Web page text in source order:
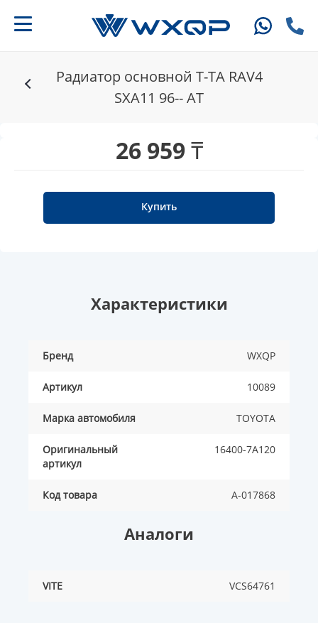
Радиатор основной T-TA RAV4
SXA11 96-- AT
26 959 ₸
Купить
Характеристики
Бренд WXQP
Артикул 10089
Марка автомобиля TOYOTA
Оригинальный
артикул
16400-7A120
Код товара A-017868
Аналоги
VITE VCS64761